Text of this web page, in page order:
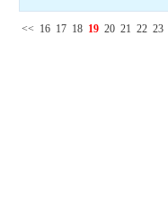
<< 16 17 18 19 20 21 22 23